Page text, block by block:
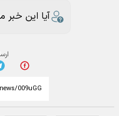
آیا این خبر